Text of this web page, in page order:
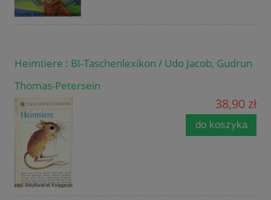
Heimtiere : BI-Taschenlexikon / Udo Jacob, Gudrun
Thomas-Petersein
38,90 zł
do koszyka